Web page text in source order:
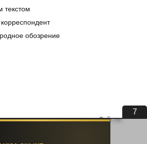
текстом
обозрение
6
из открытых источников. Сайт не